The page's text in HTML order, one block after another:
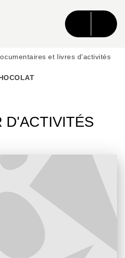
CONTENU
et livres d'activités
D'ACTIVITÉS